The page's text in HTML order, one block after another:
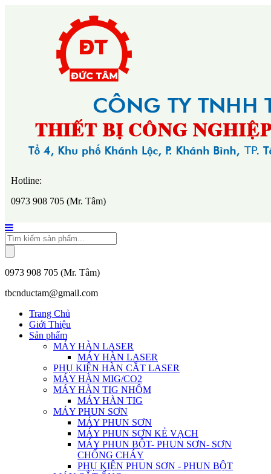
Hotline:
0973 908 705 (Mr. Tâm)
0973 908 705 (Mr. Tâm)
tbcnductam@gmail.com
Trang Chủ
Giới Thiệu
Sản phẩm
MÁY HÀN LASER
MÁY HÀN LASER
PHỤ KIỆN HÀN CẮT LASER
MÁY HÀN MIG/CO2
MÁY HÀN TIG NHÔM
MÁY HÀN TIG
MÁY PHUN SƠN
MÁY PHUN SƠN
MÁY PHUN SƠN KẺ VẠCH
MÁY PHUN BỘT- PHUN SƠN- SƠN
CHỐNG CHÁY
PHỤ KIỆN PHUN SƠN - PHUN BỘT